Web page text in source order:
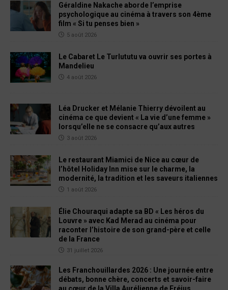
Géraldine Nakache aborde l’emprise
psychologique au cinéma à travers son 4ème
film « Si tu penses bien »
5 août 2026
Le Cabaret Le Turlututu va ouvrir ses portes à
Mandelieu
4 août 2026
Léa Drucker et Mélanie Thierry dévoilent au
cinéma ce que devient « La vie d’une femme »
lorsqu’elle ne se consacre qu’aux autres
3 août 2026
Le restaurant Miamici de Nice au cœur de
l’hôtel Holiday Inn mise sur le charme, la
modernité, la tradition et les saveurs italiennes
1 août 2026
Élie Chouraqui adapte sa BD « Les héros du
Louvre » avec Kad Merad au cinéma pour
raconter l’histoire de son grand-père et celle
de la France
31 juillet 2026
Les Franchouillardes 2026 : Une journée entre
débats, bonne chère, concerts et savoir-faire